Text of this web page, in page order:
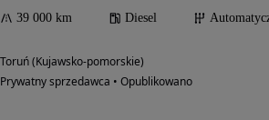
39 000 km Diesel
Toruń (Kujawsko-pomorskie)
Prywatny sprzedawca • Opublikowano